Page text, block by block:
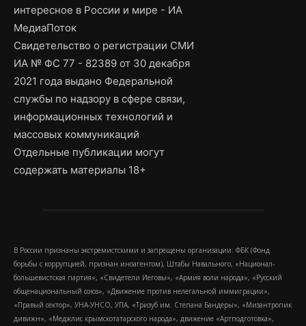
интересное в России и мире - ИА
МедиаПоток
Свидетельство о регистрации СМИ
ИА № ФС 77 - 82389 от 30 декабря
2021 года выдано Федеральной
службы по надзору в сфере связи,
информационных технологий и
массовых коммуникаций
Отдельные публикации могут
содержать материалы 18+
В России признаны экстремистскими и запрещены организации: ФБК (Фонд
борьбы с коррупцией, признан иноагентом), Штабы Навального, «Национал-
большевистская партия», «Свидетели Иеговы», «Армия воли народа», «Русский
общенациональный союз», «Движение против нелегальной иммиграции»,
«Правый сектор», УНА-УНСО, УПА, «Тризуб им. Степана Бандеры», «Мизантропик
дивижн», «Меджлис крымскотатарского народа», движение «Артподготовка»,